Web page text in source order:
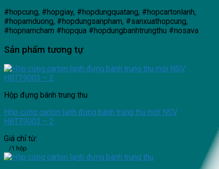
#hopcung, #hopgiay, #hopdungquatang, #hopcartonlanh,
#hopamduong, #hopdungsanpham, #sanxuathopcung,
#hopnamcham #hopqua #hopdungbanhtrungthu #nosava
Sản phẩm tương tự
Hộp đựng bánh trung thu
Hộp cứng carton lạnh đựng bánh trung thu mới NSV
HBTT9003 – 2
Giá chỉ từ:
/1 hộp